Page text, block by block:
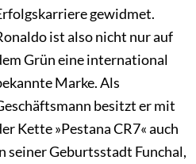
gewidmet.
ist also nicht nur auf
Grün eine international
Marke. Als
besitzt er mit
Kette »Pestana CR7« auch
seiner Geburtsstadt Funchal,